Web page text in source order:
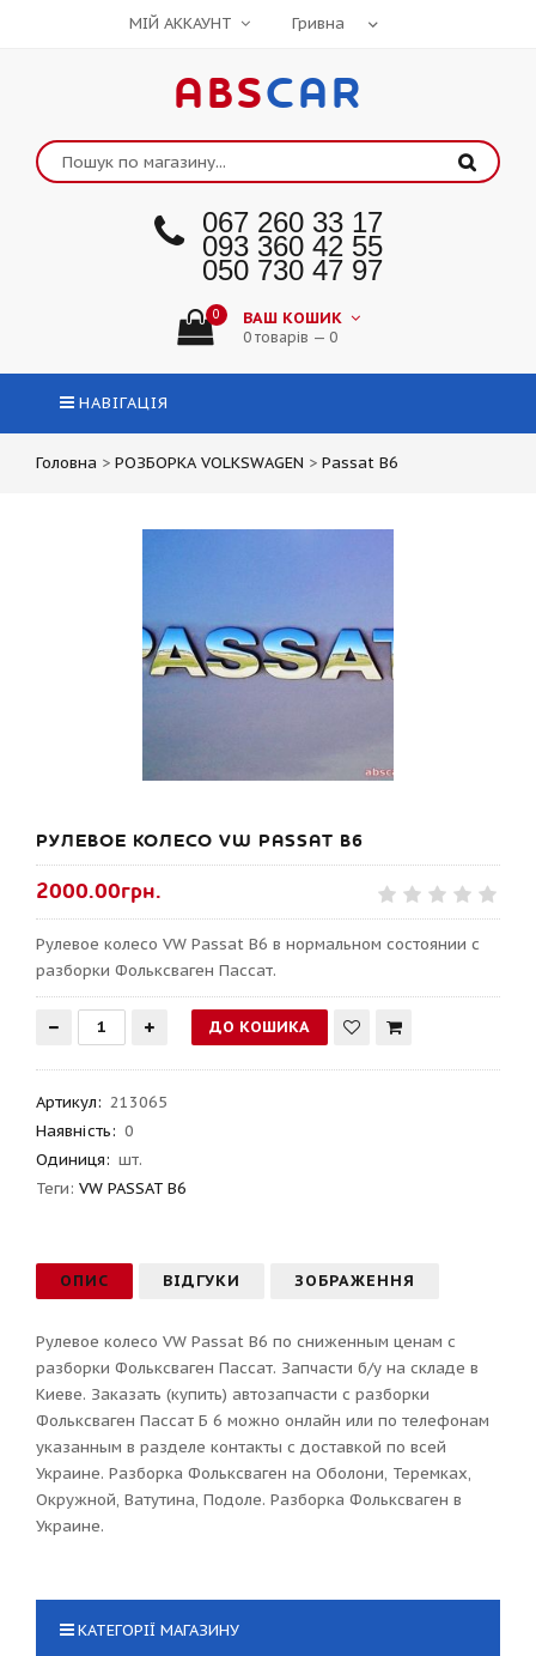
МІЙ АККАУНТ
ABSCAR
067 260 33 17
093 360 42 55
050 730 47 97
0 ВАШ КОШИК
0 товарів — 0
НАВІГАЦІЯ
Головна > РОЗБОРКА VOLKSWAGEN > Passat B6
РУЛЕВОЕ КОЛЕСО VW PASSAT B6
2000.00грн.
Рулевое колесо VW Passat B6 в нормальном состоянии с
разборки Фольксваген Пассат.
Артикул: 213065
Наявність: 0
Одиниця: шт.
Теги: VW PASSAT B6
ОПИС ВІДГУКИ ЗОБРАЖЕННЯ
Рулевое колесо VW Passat B6 по сниженным ценам с
разборки Фольксваген Пассат. Запчасти б/у на складе в
Киеве. Заказать (купить) автозапчасти с разборки
Фольксваген Пассат Б 6 можно онлайн или по телефонам
указанным в разделе контакты с доставкой по всей
Украине. Разборка Фольксваген на Оболони, Теремках,
Окружной, Ватутина, Подоле. Разборка Фольксваген в
Украине.
КАТЕГОРІЇ МАГАЗИНУ